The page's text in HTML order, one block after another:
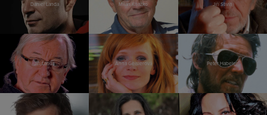
Daniel Landa Milan Kňažko Jiří Stivín
Jiří Lábus Anna Geislerová Peter Habeler